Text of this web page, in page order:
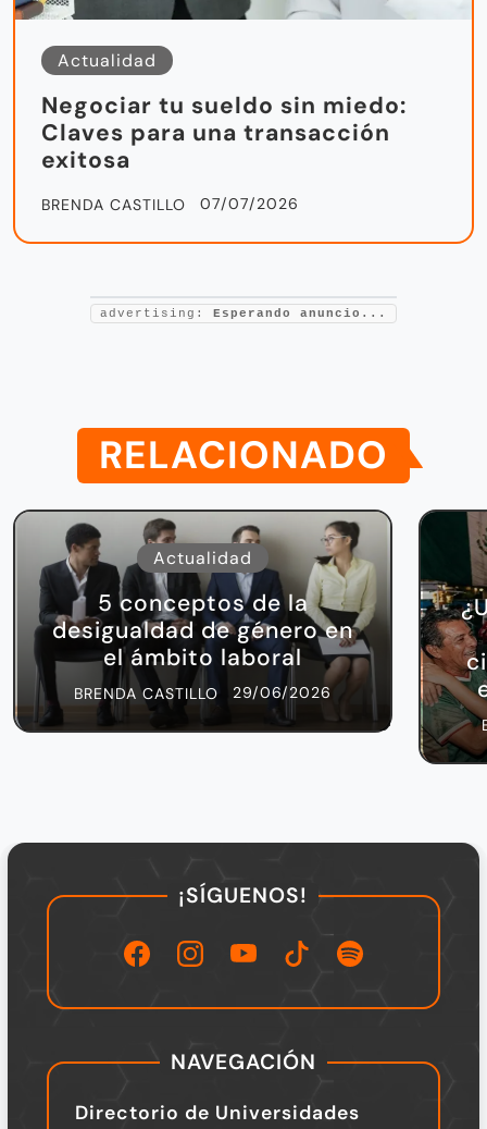
Actualidad
Negociar tu sueldo sin miedo:
Claves para una transacción
exitosa
BRENDA CASTILLO 07/07/2026
advertising: Esperando anuncio...
RELACIONADO
Actualidad
5 conceptos de la
desigualdad de género en
el ámbito laboral
BRENDA CASTILLO 29/06/2026
¡SÍGUENOS!
NAVEGACIÓN
Directorio de Universidades